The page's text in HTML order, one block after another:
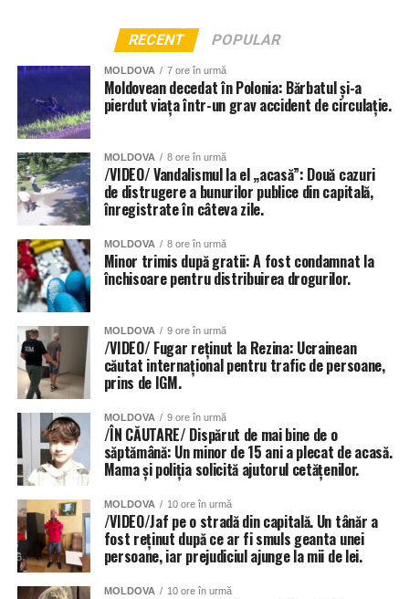
RECENT POPULAR
MOLDOVA 7 ore în urmă
Moldovean decedat în Polonia: Bărbatul și-a
pierdut viața într-un grav accident de circulație.
MOLDOVA 8 ore în urmă
/VIDEO/ Vandalismul la el „acasă”: Două cazuri
de distrugere a bunurilor publice din capitală,
înregistrate în câteva zile.
MOLDOVA 8 ore în urmă
Minor trimis după gratii: A fost condamnat la
închisoare pentru distribuirea drogurilor.
MOLDOVA 9 ore în urmă
/VIDEO/ Fugar reținut la Rezina: Ucrainean
căutat internațional pentru trafic de persoane,
prins de IGM.
MOLDOVA 9 ore în urmă
/ÎN CĂUTARE/ Dispărut de mai bine de o
săptămână: Un minor de 15 ani a plecat de acasă.
Mama și poliția solicită ajutorul cetățenilor.
MOLDOVA 10 ore în urmă
/VIDEO/Jaf pe o stradă din capitală. Un tânăr a
fost reținut după ce ar fi smuls geanta unei
persoane, iar prejudiciul ajunge la mii de lei.
MOLDOVA 10 ore în urmă